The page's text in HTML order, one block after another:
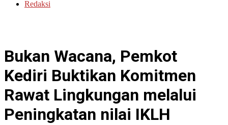
Redaksi
Bukan Wacana, Pemkot
Kediri Buktikan Komitmen
Rawat Lingkungan melalui
Peningkatan nilai IKLH